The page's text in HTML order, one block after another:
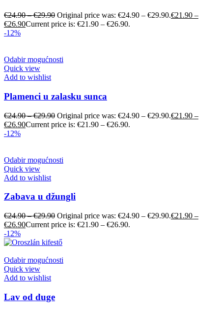
€24.90–€29.90 Original price was: €24.90 – €29.90.€21.90 –
€26.90Current price is: €21.90 – €26.90.
-12%
Odabir mogućnosti
Quick view
Add to wishlist
Plamenci u zalasku sunca
€24.90–€29.90 Original price was: €24.90 – €29.90.€21.90 –
€26.90Current price is: €21.90 – €26.90.
-12%
Odabir mogućnosti
Quick view
Add to wishlist
Zabava u džungli
€24.90–€29.90 Original price was: €24.90 – €29.90.€21.90 –
€26.90Current price is: €21.90 – €26.90.
-12%
Odabir mogućnosti
Quick view
Add to wishlist
Lav od duge